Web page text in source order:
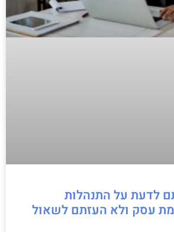
לדעת על התנהלות
עסק ולא העזתם לשאול